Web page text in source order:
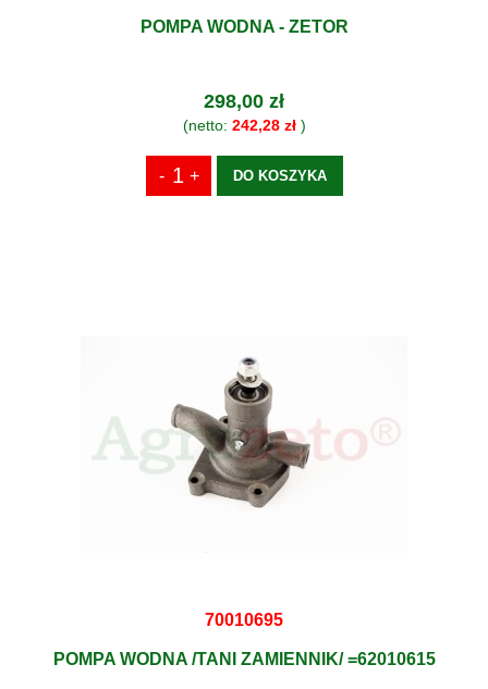
POMPA WODNA - ZETOR
298,00 zł
(netto: 242,28 zł)
DO KOSZYKA
70010695
POMPA WODNA /TANI ZAMIENNIK/ =62010615